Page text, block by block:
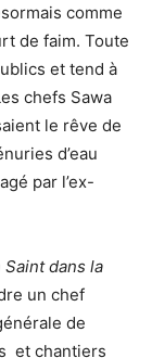
comme
de faim. Toute
et tend à
chefs Sawa
le rêve de
d’eau
par l’ex-
Saint dans la
un chef
de
et chantiers